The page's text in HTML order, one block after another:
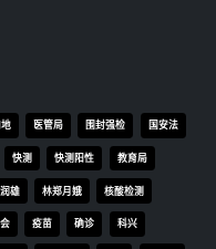
医管局 围封强检 国安法
快测 快测阳性 教育局
雄 林郑月娥 核酸检测
疫苗 确诊 科兴